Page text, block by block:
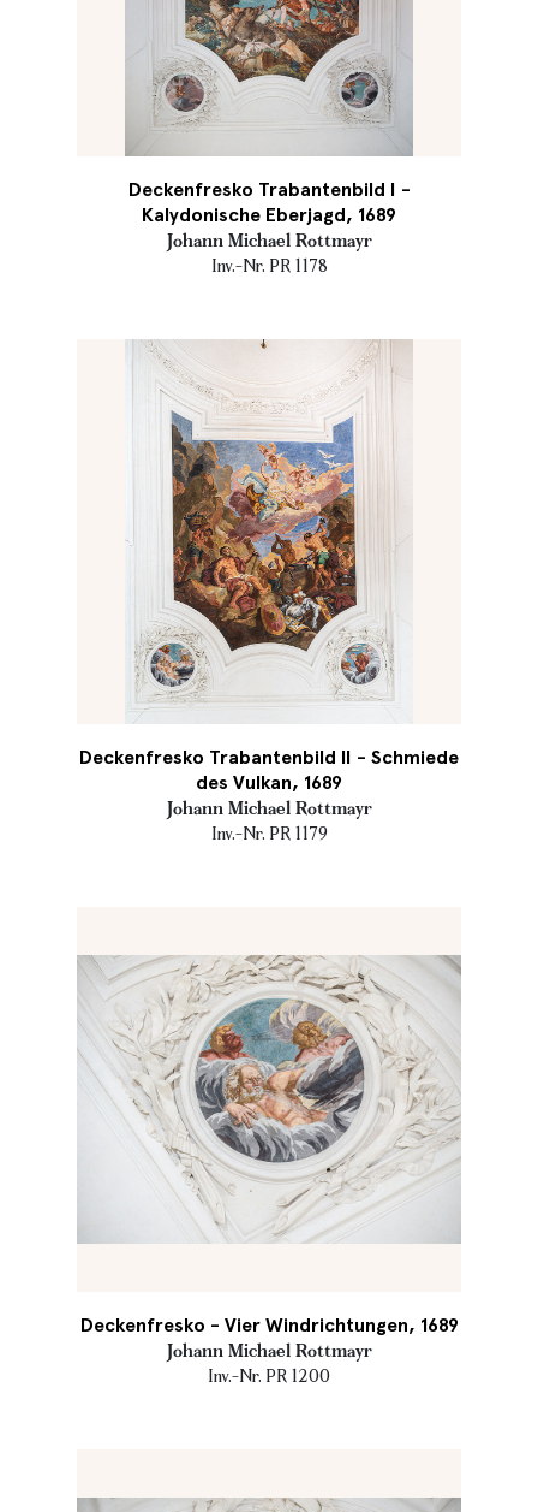
Deckenfresko Trabantenbild I -
Kalydonische Eberjagd, 1689
Johann Michael Rottmayr
Inv.-Nr. PR 1178
Deckenfresko Trabantenbild II - Schmiede
des Vulkan, 1689
Johann Michael Rottmayr
Inv.-Nr. PR 1179
Deckenfresko - Vier Windrichtungen, 1689
Johann Michael Rottmayr
Inv.-Nr. PR 1200